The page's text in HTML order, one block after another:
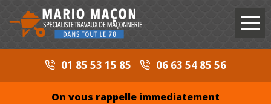
01 85 53 15 85 06 63 54 85 56
On vous rappelle immediatement